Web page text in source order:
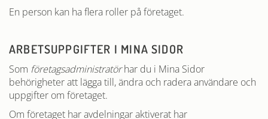
En person kan ha flera roller på företaget.
ARBETSUPPGIFTER I MINA SIDOR
Som företagsadministratörhar du i Mina Sidor
behörigheter att lägga till, ändra och radera användare och
uppgifter om företaget.
Om företaget har avdelningar aktiverat har